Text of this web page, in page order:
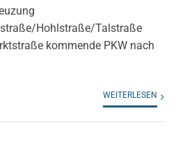
Hohlstraße/Talstraße
kommende PKW nach
WEITERLESEN